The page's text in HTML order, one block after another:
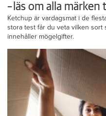
– läs om alla märken
Ketchup är vardagsmat i de
stora test får du veta vilken sort
innehåller mögelgifter.